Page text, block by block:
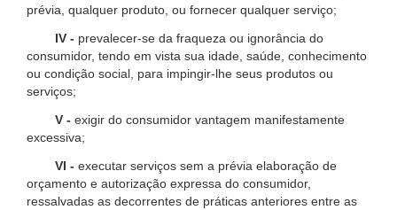
prévia, qualquer produto, ou fornecer qualquer serviço;
IV - prevalecer-se da fraqueza ou ignorância do
consumidor, tendo em vista sua idade, saúde, conhecimento
ou condição social, para impingir-lhe seus produtos ou
serviços;
V - exigir do consumidor vantagem manifestamente
excessiva;
VI - executar serviços sem a prévia elaboração de
orçamento e autorização expressa do consumidor,
ressalvadas as decorrentes de práticas anteriores entre as